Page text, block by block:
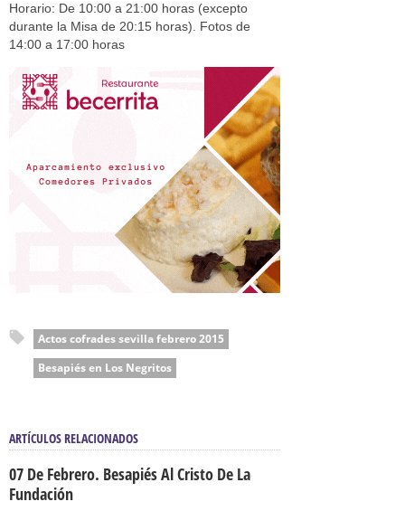
Horario: De 10:00 a 21:00 horas (excepto
durante la Misa de 20:15 horas). Fotos de
14:00 a 17:00 horas
Actos cofrades sevilla febrero 2015
Besapiés en Los Negritos
ARTÍCULOS RELACIONADOS
07 De Febrero. Besapiés Al Cristo De La
Fundación